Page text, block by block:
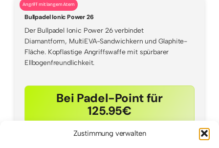
Zustimmung verwalten
Angriff mit langem Atem
Bullpadel Ionic Power 26
Der Bullpadel Ionic Power 26 verbindet
Diamantform, MultiEVA-Sandwichkern und Glaphite-
Fläche. Kopflastige Angriffswaffe mit spürbarer
Ellbogenfreundlichkeit.
Bei Padel-Point für
125.95€